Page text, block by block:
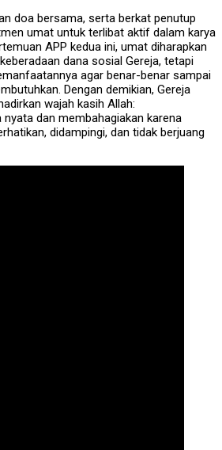
doa bersama, serta berkat penutup
umat untuk terlibat aktif dalam karya
APP kedua ini, umat diharapkan
dana sosial Gereja, tetapi
agar benar-benar sampai
Dengan demikian, Gereja
wajah kasih Allah:
dan membahagiakan karena
didampingi, dan tidak berjuang